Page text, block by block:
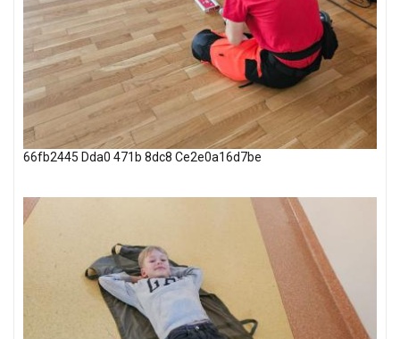
66fb2445 Dda0 471b 8dc8 Ce2e0a16d7be